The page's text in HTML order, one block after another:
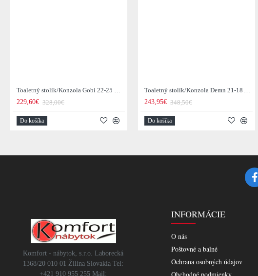
Toaletný stolík/Konzola Gobi 22-25 Mango drevo
229,60€ 328,00€
Do košíka
Toaletný stolík/Konzola Demn 21-18 Acacia drevo
243,95€ 348,50€
Do košíka
Komfort - nábytok, s.r.o. Laborecká
1368/20 010 01 Žilina Slovakia Tel:
+421 910 955 255 Mail:
INFORMÁCIE
O nás
Poštovné a balné
Ochrana osobných údajov